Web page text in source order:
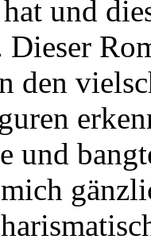
und
Dieser
den
und